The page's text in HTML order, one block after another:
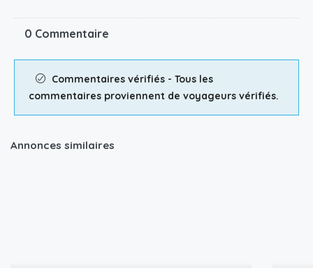
0 Commentaire
Commentaires vérifiés - Tous les
commentaires proviennent de voyageurs vérifiés.
Annonces similaires